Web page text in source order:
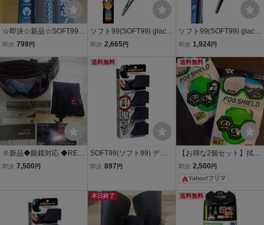
☆即決☆新品☆SOFT99
アイウエア用 超撥水スプ
ネに水滴残らずよく見え
る！ レインホッパー ソフ
ト99 ガラコ②
即決 799円
ソフト99(SOFT99) glaco
(ガラコ) ワイパーブレー
ァイト超視界ブレード GB
即決 2,665円
ソフト99(SOFT99) glaco
(ガラコ) ワイパーブレー
撥水 エアロスムース PM-
3
即決 1,924円
※新品◆眼鏡対応 ◆REV
OLT◆99◆ミラー ◆GIRO
SHARK INDICATOR
即決 7,500 円
送料無料
SOFT99(ソフト99) ディ
グロス ピタスポ 自動車 タ
即決 897 円
送料無料
【お得な2個セット】拭く
だけ強力くもり止めクロ
ス！スポルファフォグシ
ールド ソフト99
即決 2,500 円
Yahoo!フリマ
本日終了 送料無料